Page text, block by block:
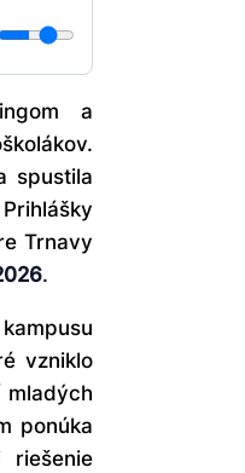
a
spustila
Trnavy
.
vzniklo
ponúka
riešenie